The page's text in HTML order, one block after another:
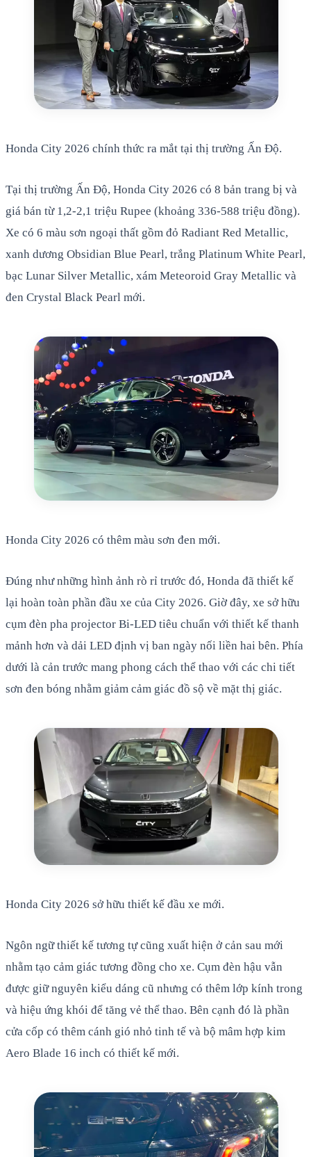
Honda City 2026 chính thức ra mắt tại thị trường Ấn Độ.
Tại thị trường Ấn Độ, Honda City 2026 có 8 bản trang bị và
giá bán từ 1,2-2,1 triệu Rupee (khoảng 336-588 triệu đồng).
Xe có 6 màu sơn ngoại thất gồm đỏ Radiant Red Metallic,
xanh dương Obsidian Blue Pearl, trắng Platinum White Pearl,
bạc Lunar Silver Metallic, xám Meteoroid Gray Metallic và
đen Crystal Black Pearl mới.
Honda City 2026 có thêm màu sơn đen mới.
Đúng như những hình ảnh rò rỉ trước đó, Honda đã thiết kế
lại hoàn toàn phần đầu xe của City 2026. Giờ đây, xe sở hữu
cụm đèn pha projector Bi-LED tiêu chuẩn với thiết kế thanh
mảnh hơn và dải LED định vị ban ngày nối liền hai bên. Phía
dưới là cản trước mang phong cách thể thao với các chi tiết
sơn đen bóng nhằm giảm cảm giác đồ sộ về mặt thị giác.
Honda City 2026 sở hữu thiết kế đầu xe mới.
Ngôn ngữ thiết kế tương tự cũng xuất hiện ở cản sau mới
nhằm tạo cảm giác tương đồng cho xe. Cụm đèn hậu vẫn
được giữ nguyên kiểu dáng cũ nhưng có thêm lớp kính trong
và hiệu ứng khói để tăng vẻ thể thao. Bên cạnh đó là phần
cửa cốp có thêm cánh gió nhỏ tinh tế và bộ mâm hợp kim
Aero Blade 16 inch có thiết kế mới.